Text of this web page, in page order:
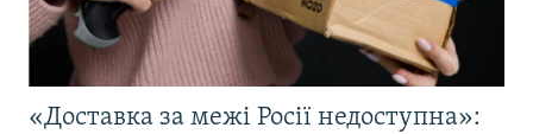
«Доставка за межі Росії недоступна»: